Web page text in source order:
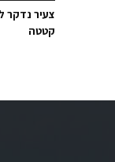
צעיר נדקר
קטטה